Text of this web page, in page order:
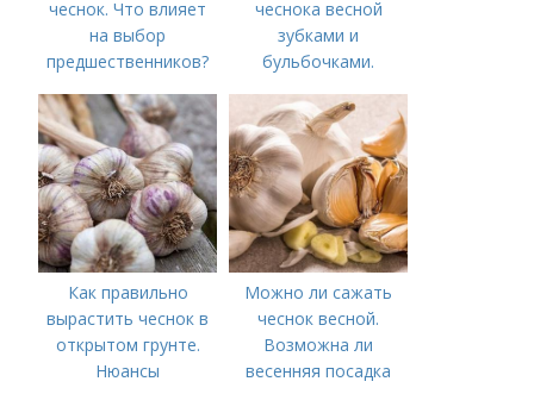
чеснок. Что влияет
на выбор
предшественников?
чеснока весной
зубками и
бульбочками.
посадки озимого
чеснока
Как правильно
вырастить чеснок в
открытом грунте.
Нюансы
Можно ли сажать
чеснок весной.
Возможна ли
весенняя посадка